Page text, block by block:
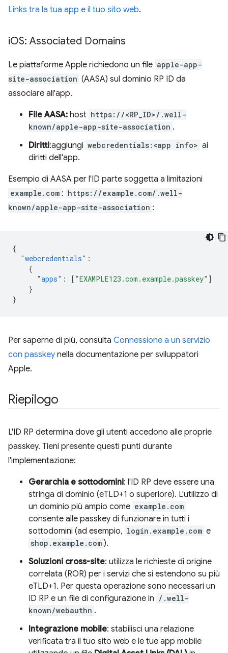
Links tra la tua app e il tuo sito web.
iOS: Associated Domains
Le piattaforme Apple richiedono un file apple-app-
site-association (AASA) sul dominio RP ID da
associare all'app.
File AASA: host https://<RP_ID>/.well-
known/apple-app-site-association .
Diritti:aggiungi webcredentials:<app info> ai
diritti dell'app.
Esempio di AASA per l'ID parte soggetta a limitazioni
example.com : https://example.com/.well-
known/apple-app-site-association :
{
"webcredentials" :
{
"apps" : [ "EXAMPLE123.com.example.passkey" ]
}
}
Per saperne di più, consulta Connessione a un servizio
con passkey nella documentazione per sviluppatori
Apple.
Riepilogo
L'ID RP determina dove gli utenti accedono alle proprie
passkey. Tieni presente questi punti durante
l'implementazione:
Gerarchia e sottodomini: l'ID RP deve essere una
stringa di dominio (eTLD+1 o superiore). L'utilizzo di
un dominio più ampio come example.com
consente alle passkey di funzionare in tutti i
sottodomini (ad esempio, login.example.com e
shop.example.com ).
Soluzioni cross-site: utilizza le richieste di origine
correlata (ROR) per i servizi che si estendono su più
eTLD+1. Per questa operazione sono necessari un
ID RP e un file di configurazione in /.well-
known/webauthn .
Integrazione mobile: stabilisci una relazione
verificata tra il tuo sito web e le tue app mobile